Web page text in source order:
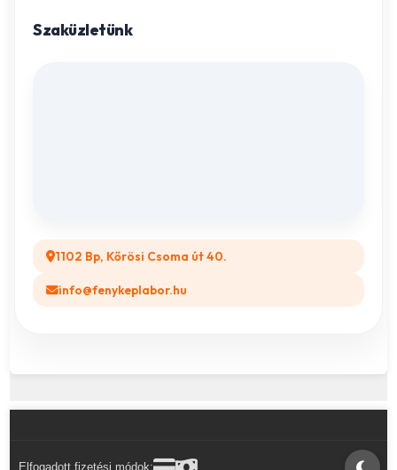
Gravírozott ajándékok
Szaküzletünk
1102 Bp, Kőrösi Csoma út 40.
info@fenykeplabor.hu
Elfogadott fizetési módok: